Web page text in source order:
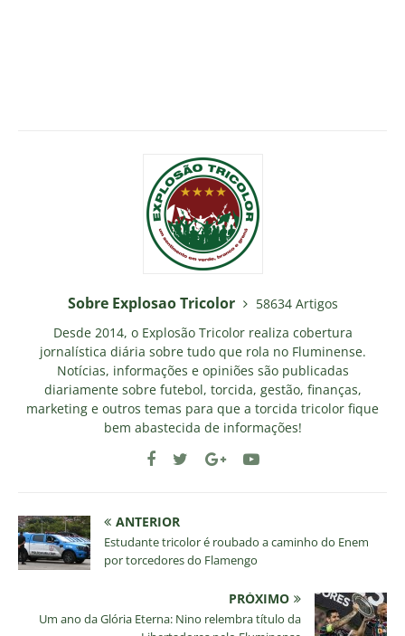
Sobre Explosao Tricolor
58634 Artigos
Desde 2014, o Explosão Tricolor realiza cobertura
jornalística diária sobre tudo que rola no Fluminense.
Notícias, informações e opiniões são publicadas
diariamente sobre futebol, torcida, gestão, finanças,
marketing e outros temas para que a torcida tricolor fique
bem abastecida de informações!
ANTERIOR
Estudante tricolor é roubado a caminho do Enem
por torcedores do Flamengo
PRÓXIMO
Um ano da Glória Eterna: Nino relembra título da